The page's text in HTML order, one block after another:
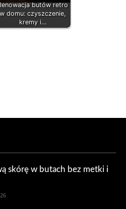
butów retro
w domu: czyszczenie,
kremy i…
skórę w butach bez metki i